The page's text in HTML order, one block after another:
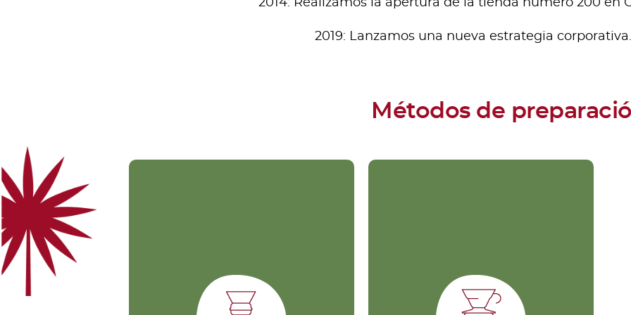
2014: Realizamos la apertura de la tienda número 200 en
2019: Lanzamos una nueva estrategia corporativa.
Métodos de
Es un método por goteo, que
pasa el agua a través de la
capa de café y un filtro hecho
de papel. Brinda una taza de
nombre proviene del vector
60, pues su cono tiene un
ángulo de 60 grados,
permitiendo que el agua fluya